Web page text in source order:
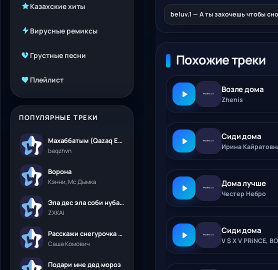
Казахские хиты
Вирусные ремиксы
Грустные песни
Плейлист
ПОПУЛЯРНЫЕ ТРЕКИ
Махаббатым (Qazaq Edition)
baqzhvn
Ворона
Кэнни, Мс Дымка
Эла дес эла соби нубалеприсон
ZXKAI
Расскажи снегурочка где была
Саша Комович
Подари мне дед мороз
beluv.1 — А ты захочешь чтобы
Похожие треки
Возле дома
Zhenis
Сиди дома
Ирина
Дома лучше
Честер Небро
Сиди дома
V $ X V PRiNCE,